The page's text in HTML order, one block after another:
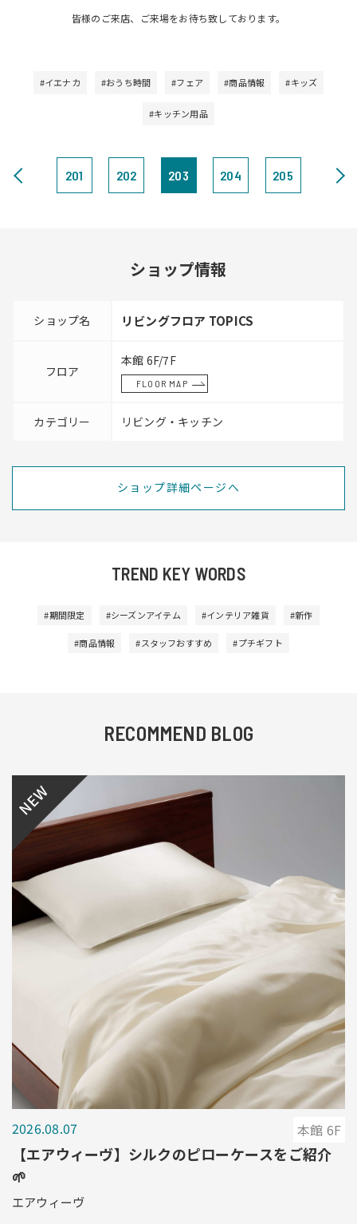
皆様のご来店、ご来場をお待ち致しております。
#イエナカ #おうち時間 #フェア #商品情報 #キッズ
#キッチン用品
201 202 203 204 205
ショップ情報
ショップ名 リビングフロア TOPICS
フロア
本館 6F/7F
FLOOR MAP
カテゴリー リビング・キッチン
ショップ詳細ページへ
TREND KEY WORDS
#期間限定 #シーズンアイテム #インテリア雑貨 #新作
#商品情報 #スタッフおすすめ #プチギフト
RECOMMEND BLOG
NEW
2026.08.07 本館 6F
【エアウィーヴ】シルクのピローケースをご紹介
🌱
エアウィーヴ